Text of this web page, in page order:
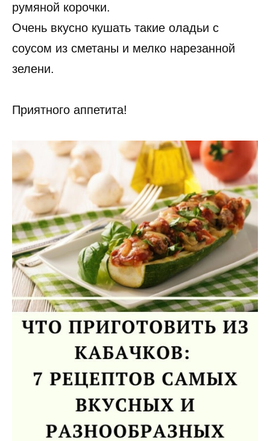
румяной корочки.
Очень вкусно кушать такие оладьи с
соусом из сметаны и мелко нарезанной
зелени.
Приятного аппетита!